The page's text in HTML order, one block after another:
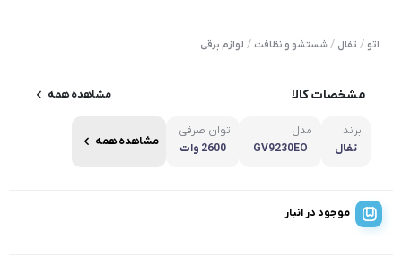
اتو / تفال / شستشو و نظافت / لوازم برقی
مشخصات کالا مشاهده همه
برند
تفال
مدل
GV9230EO
توان صرفی
2600 وات
مشاهده همه
موجود در انبار